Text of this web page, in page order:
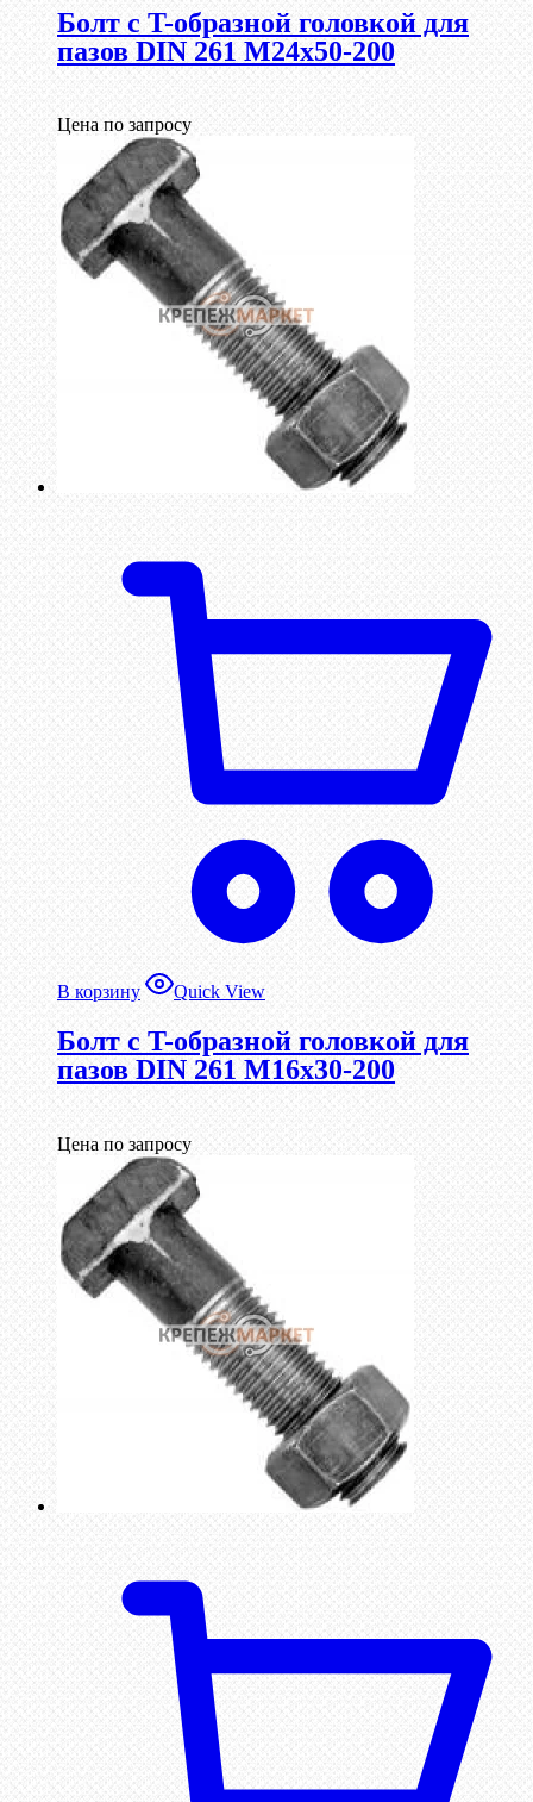
Болт с T-образной головкой для
пазов DIN 261 М24х50-200
Цена по запросу
В корзину Quick View
Болт с T-образной головкой для
пазов DIN 261 М16х30-200
Цена по запросу